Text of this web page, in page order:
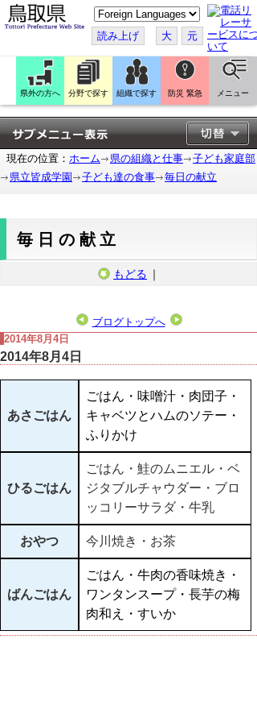
こ
の
ペ
ー
ジ
翻
訳
す
る
読み上げ 大 元
県外の方へ 分野で探す 組織で探す 防災 緊急 メニュー
現在の位置： ホーム 県の組織と仕事
子ども家庭部
県立皆成学園
子ども達の食事 毎日の献立
毎日の献立
もどる ｜
ブログトップへ
2014年8月4日
2014年8月4日
あさごはん
ごはん・味噌汁・肉団子・
キャベツとハムのソテー・
ふりかけ
ひるごはん
ごはん・鮭のムニエル・ベ
ジタブルチャウダー・ブロ
ッコリーサラダ・牛乳
おやつ 今川焼き・お茶
ばんごはん
ごはん・牛肉の香味焼き・
ワンタンスープ・長芋の梅
肉和え・すいか